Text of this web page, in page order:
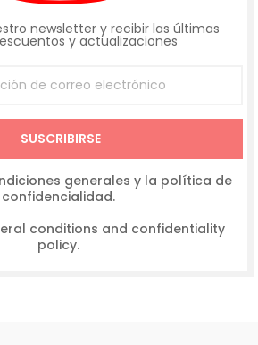
newsletter y recibir las últimas
y actualizaciones
SUSCRIBIRSE
generales y la política de
confidencialidad.
conditions and confidentiality
policy.